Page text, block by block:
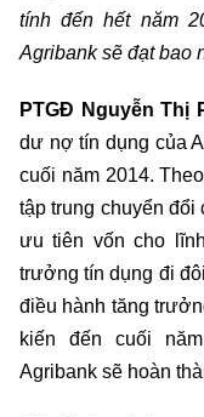
tính đến hết năm
Agribank sẽ đạt bao
PTGĐ Nguyễn Thị
dư nợ tín dụng của
cuối năm 2014.
tập trung chuyển
ưu tiên vốn cho
trưởng tín dụng đi
điều hành tăng
kiến đến cuối
Agribank sẽ hoàn